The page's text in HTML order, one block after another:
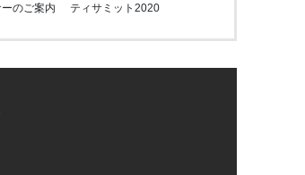
のご案内
ティサミット2020